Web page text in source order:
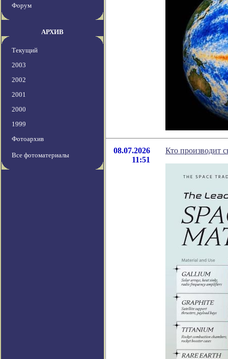
Форум
АРХИВ
Текущий
2003
2002
2001
2000
1999
Фотоархив
Все фотоматериалы
08.07.2026
11:51
Кто производит